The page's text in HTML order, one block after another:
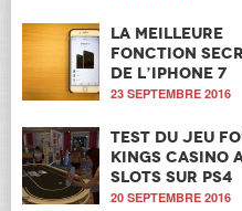
La meilleure
fonction
de l’iPhone 7
23 SEPTEMBRE 2016
Test du jeu
Kings Casino
Slots sur PS4
20 SEPTEMBRE 2016